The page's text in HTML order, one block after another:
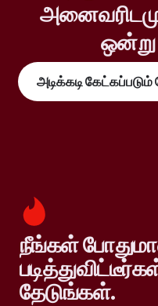
ஒன்று
அடிக்கடி
நீங்கள்
தேடுங்கள்.